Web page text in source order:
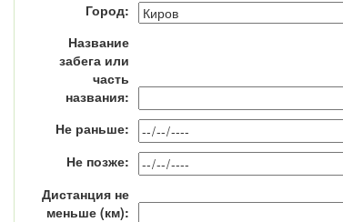
Город:
Название
забега или
часть
названия:
Не раньше:
Не позже:
Дистанция не
меньше (км):